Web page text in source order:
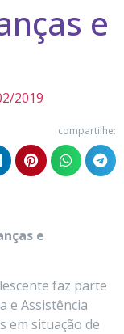
e
2019
compartilhe:
e
faz parte
e Assistência
em situação de